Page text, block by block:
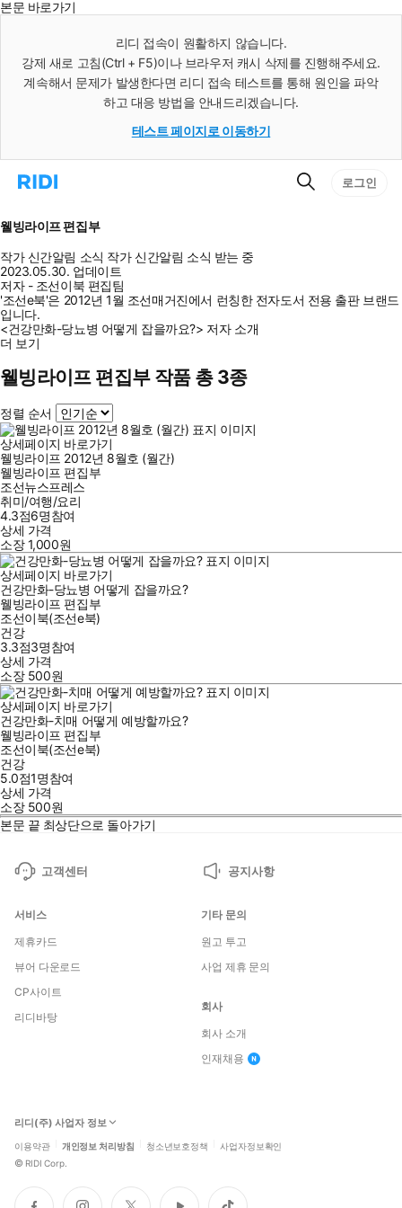
본문 바로가기
리디 접속이 원활하지 않습니다.
강제 새로 고침(Ctrl + F5)이나 브라우저 캐시 삭제를 진행해주세요.
계속해서 문제가 발생한다면 리디 접속 테스트를 통해 원인을 파악
하고 대응 방법을 안내드리겠습니다.
테스트 페이지로 이동하기
리
으
로
이
동
검
로그인
웰빙라이프 편집부
작가 신간알림 소식 작가 신간알림 소식 받는 중
2023.05.30. 업데이트
저자 - 조선이북 편집팀
'조선e북'은 2012년 1월 조선매거진에서 런칭한 전자도서 전용 출판 브랜드
입니다.
<건강만화-당뇨병 어떻게 잡을까요?> 저자 소개
더 보기
웰빙라이프 편집부 작품 총 3종
정렬 순서
상세페이지 바로가기
웰빙라이프 2012년 8월호 (월간)
웰빙라이프 편집부
조선뉴스프레스
취미/여행/요리
4.3점6명참여
상세 가격
소장1,000원
상세페이지 바로가기
건강만화-당뇨병 어떻게 잡을까요?
웰빙라이프 편집부
조선이북(조선e북)
건강
3.3점3명참여
상세 가격
소장 500원
상세페이지 바로가기
건강만화-치매 어떻게 예방할까요?
웰빙라이프 편집부
조선이북(조선e북)
건강
5.0점1명참여
상세 가격
소장 500원
본문 끝 최상단으로 돌아가기
고객센터 공지사항
서비스
제휴카드
뷰어 다운로드
CP사이트
리디바탕
기타 문의
원고 투고
사업 제휴 문의
회사
회사 소개
인재채용
리디(주) 사업자 정보
이용약관 개인정보 처리방침 청소년보호정책 사업자정보확인
© RIDI Corp.